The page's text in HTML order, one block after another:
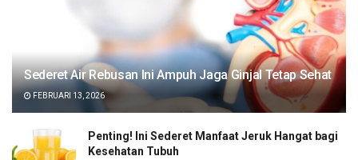
Sederet Air Rebusan Ini Ampuh Jaga Ginjal Tetap Sehat
FEBRUARI 13, 2026
Penting! Ini Sederet Manfaat Jeruk Hangat bagi
Kesehatan Tubuh